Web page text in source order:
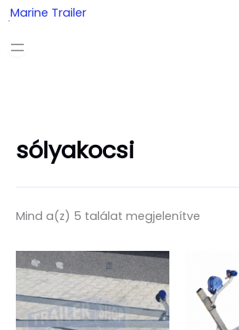
Skip
to
content
Marine Trailer
sólyakocsi
Mind a(z) 5 találat megjelenítve